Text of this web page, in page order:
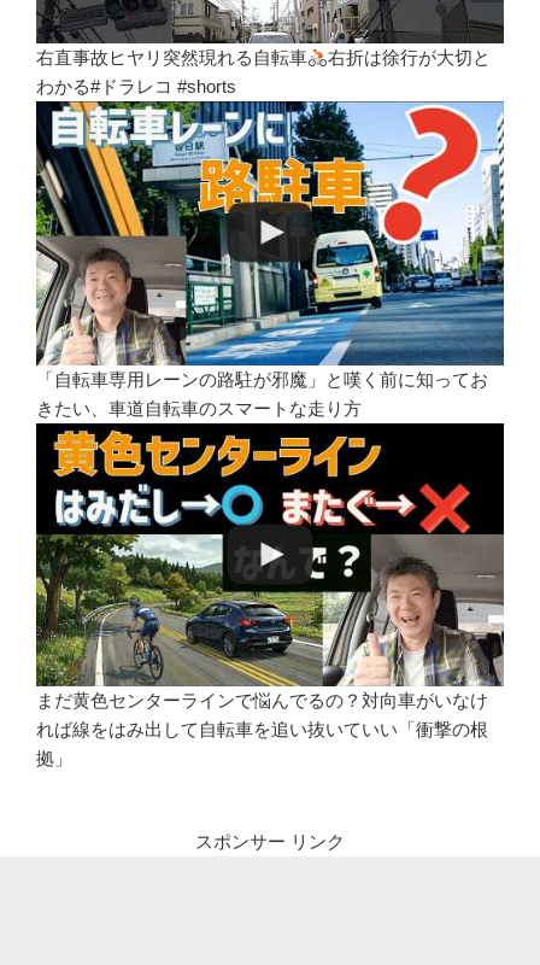
右直事故ヒヤリ突然現れる自転車
右折は徐行が大切と
わかる#ドラレコ #shorts
「自転車専用レーンの路駐が邪魔」と嘆く前に知ってお
きたい、車道自転車のスマートな走り方
まだ黄色センターラインで悩んでるの？対向車がいなけ
れば線をはみ出して自転車を追い抜いていい「衝撃の根
拠」
スポンサー リンク